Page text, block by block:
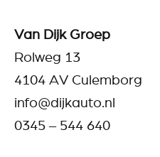
Van Dijk Groep
Rolweg 13
4104 AV Culemborg
info@dijkauto.nl
0345 – 544 640